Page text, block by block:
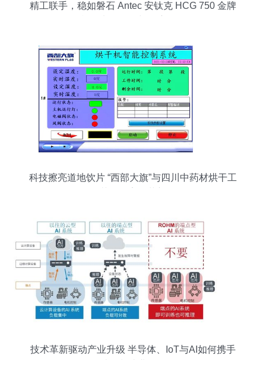
精工联手，稳如磐石 Antec 安钛克 HCG 750 金牌
科技擦亮道地饮片 “西部大旗”与四川中药材烘干工
技术革新驱动产业升级 半导体、IoT与AI如何携手